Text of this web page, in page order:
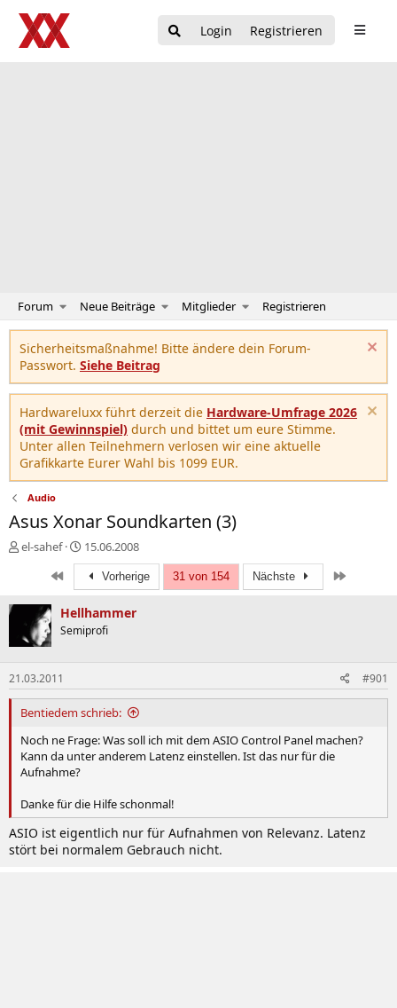
Login Registrieren
Forum Neue Beiträge Mitglieder Registrieren
Sicherheitsmaßnahme! Bitte ändere dein Forum-
Passwort. Siehe Beitrag
Hardwareluxx führt derzeit die Hardware-Umfrage 2026
(mit Gewinnspiel) durch und bittet um eure Stimme.
Unter allen Teilnehmern verlosen wir eine aktuelle
Grafikkarte Eurer Wahl bis 1099 EUR.
Audio
Asus Xonar Soundkarten (3)
E
e
l
r
el-sahef
E
r
t
e
l
m
15.06.2008
Erste Vorherige 31 von 154 Nächste
Hellhammer
Semiprofi
21.03.2011 #901
Bentiedem schrieb:
Noch ne Frage: Was soll ich mit dem ASIO Control Panel machen?
Kann da unter anderem Latenz einstellen. Ist das nur für die
Aufnahme?
Danke für die Hilfe schonmal!
ASIO ist eigentlich nur für Aufnahmen von Relevanz. Latenz
stört bei normalem Gebrauch nicht.